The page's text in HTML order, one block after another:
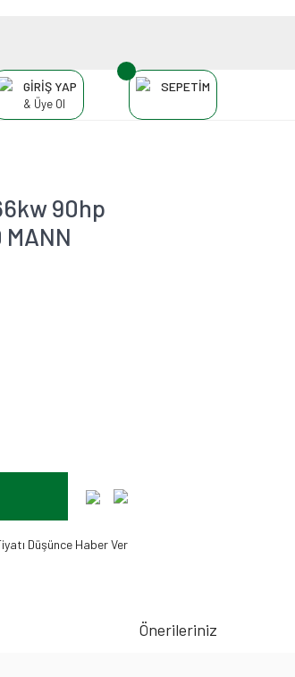
GİRİŞ YAP
& Üye Ol
SEPETİM
90hp
Düşünce Haber Ver
Önerileriniz